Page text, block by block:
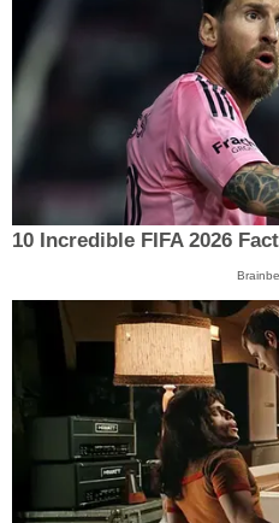
10 Incredible FIFA 2026